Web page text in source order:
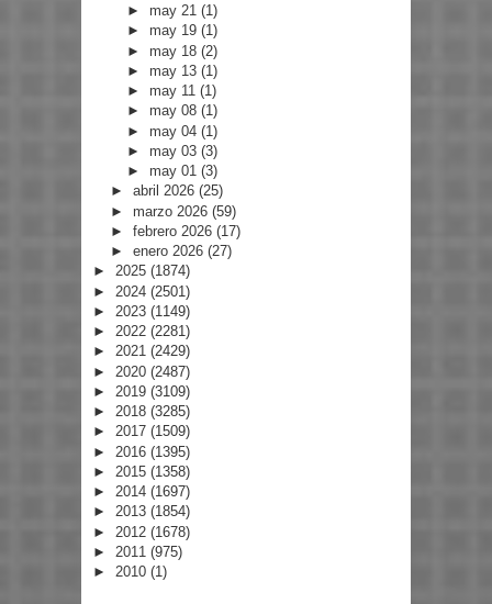
► may 21(1)
► may 19(1)
► may 18(2)
► may 13(1)
► may 11(1)
► may 08(1)
► may 04(1)
► may 03(3)
► may 01(3)
► abril 2026 (25)
► marzo 2026 (59)
► febrero 2026 (17)
► enero 2026 (27)
► 2025 (1874)
► 2024 (2501)
► 2023 (1149)
► 2022 (2281)
► 2021 (2429)
► 2020 (2487)
► 2019 (3109)
► 2018 (3285)
► 2017 (1509)
► 2016 (1395)
► 2015 (1358)
► 2014 (1697)
► 2013 (1854)
► 2012 (1678)
► 2011 (975)
► 2010 (1)